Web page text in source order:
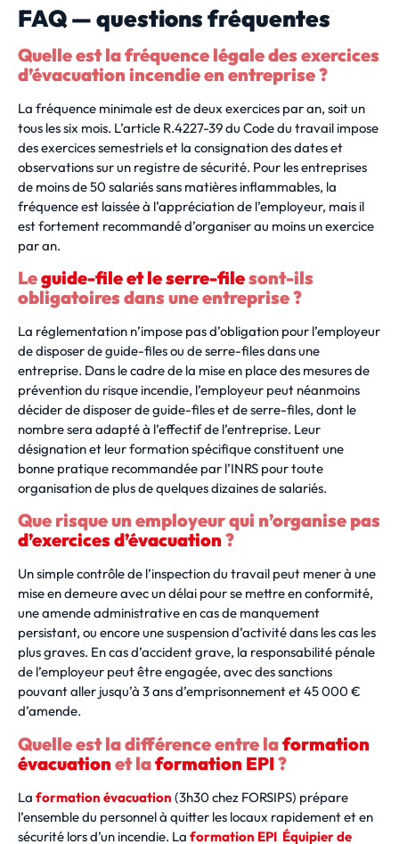
FAQ — questions fréquentes
Quelle est la fréquence légale des exercices
d’évacuation incendie en entreprise ?
La fréquence minimale est de deux exercices par an, soit un
tous les six mois. L’article R.4227-39 du Code du travail impose
des exercices semestriels et la consignation des dates et
observations sur un registre de sécurité. Pour les entreprises
de moins de 50 salariés sans matières inflammables, la
fréquence est laissée à l’appréciation de l’employeur, mais il
est fortement recommandé d’organiser au moins un exercice
par an.
Leguide-file et le serre-filesont-ils
obligatoires dans une entreprise ?
La réglementation n’impose pas d’obligation pour l’employeur
de disposer de guide-files ou de serre-files dans une
entreprise. Dans le cadre de la mise en place des mesures de
prévention du risque incendie, l’employeur peut néanmoins
décider de disposer de guide-files et de serre-files, dont le
nombre sera adapté à l’effectif de l’entreprise. Leur
désignation et leur formation spécifique constituent une
bonne pratique recommandée par l’INRS pour toute
organisation de plus de quelques dizaines de salariés.
Que risque un employeur qui n’organise pas
d’exercices d’évacuation?
Un simple contrôle de l’inspection du travail peut mener à une
mise en demeure avec un délai pour se mettre en conformité,
une amende administrative en cas de manquement
persistant, ou encore une suspension d’activité dans les cas les
plus graves. En cas d’accident grave, la responsabilité pénale
de l’employeur peut être engagée, avec des sanctions
pouvant aller jusqu’à 3 ans d’emprisonnement et 45 000 €
d’amende.
Quelle est la différence entre laformation
évacuationet laformation EPI?
La formation évacuation (3h30 chez FORSIPS) prépare
l’ensemble du personnel à quitter les locaux rapidement et en
sécurité lors d’un incendie. La formation EPI Équipier de